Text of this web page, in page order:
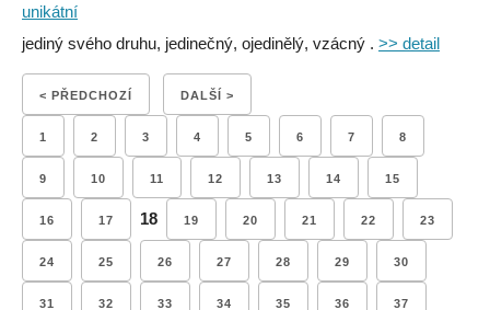
unikátní
jediný svého druhu, jedinečný, ojedinělý, vzácný . >> detail
< PŘEDCHOZÍ DALŠÍ >
1 2 3 4 5 6 7 8
9 10 11 12 13 14 15
16 17 18 19 20 21 22 23
24 25 26 27 28 29 30
31 32 33 34 35 36 37